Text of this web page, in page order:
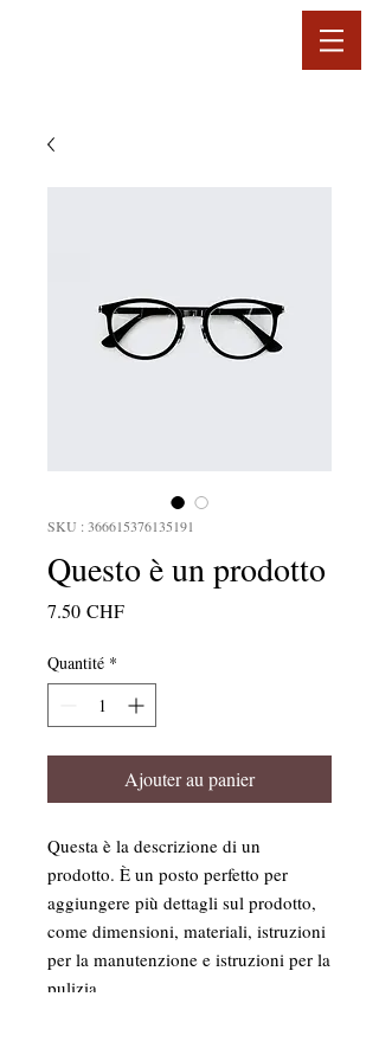
SKU : 366615376135191
Questo è un prodotto
7.50 CHFPrix
Quantité *
Ajouter au panier
Questa è la descrizione di un
prodotto. È un posto perfetto per
aggiungere più dettagli sul prodotto,
come dimensioni, materiali, istruzioni
per la manutenzione e istruzioni per la
pulizia.